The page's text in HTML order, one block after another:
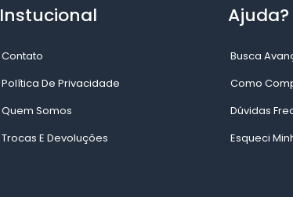
Instucional
Contato
Política De Privacidade
Quem Somos
Trocas E Devoluções
Ajuda?
Busca
Como
Dúvidas
Esqueci